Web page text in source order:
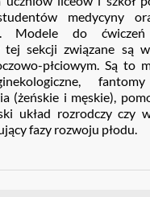
medycyny
Modele do ćwiczeń
sekcji związane są
płciowym. Są to
(żeńskie i męskie),
układ rozrodczy czy
fazy rozwoju płodu.